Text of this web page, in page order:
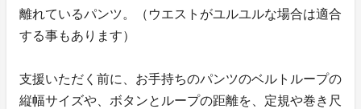
離れているパンツ。（ウエストがユルユルな場合は適合
する事もあります）
支援いただく前に、お手持ちのパンツのベルトループの
縦幅サイズや、ボタンとループの距離を、定規や巻き尺